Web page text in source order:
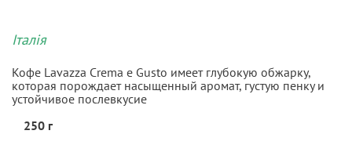
Італія
Кофе Lavazza Crema e Gusto имеет глубокую обжарку,
которая порождает насыщенный аромат, густую пенку и
устойчивое послевкусие
250 г